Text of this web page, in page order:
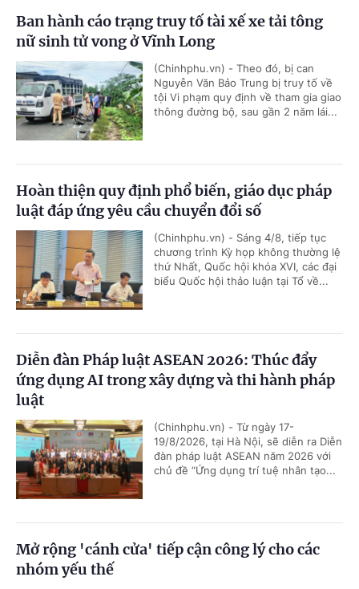
Ban hành cáo trạng truy tố tài xế xe tải tông
nữ sinh tử vong ở Vĩnh Long
(Chinhphu.vn) - Theo đó, bị can
Nguyễn Văn Bảo Trung bị truy tố về
tội Vi phạm quy định về tham gia giao
thông đường bộ, sau gần 2 năm lái...
Hoàn thiện quy định phổ biến, giáo dục pháp
luật đáp ứng yêu cầu chuyển đổi số
(Chinhphu.vn) - Sáng 4/8, tiếp tục
chương trình Kỳ họp không thường lệ
thứ Nhất, Quốc hội khóa XVI, các đại
biểu Quốc hội thảo luận tại Tổ về...
Diễn đàn Pháp luật ASEAN 2026: Thúc đẩy
ứng dụng AI trong xây dựng và thi hành pháp
luật
(Chinhphu.vn) - Từ ngày 17-
19/8/2026, tại Hà Nội, sẽ diễn ra Diễn
đàn pháp luật ASEAN năm 2026 với
chủ đề “Ứng dụng trí tuệ nhân tạo...
Mở rộng 'cánh cửa' tiếp cận công lý cho các
nhóm yếu thế